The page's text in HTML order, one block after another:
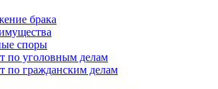
брака
споры
по уголовным делам
по гражданским делам